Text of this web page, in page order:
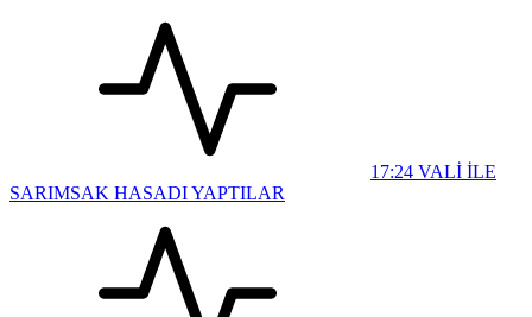
17:24 VALİ İLE
SARIMSAK HASADI YAPTILAR